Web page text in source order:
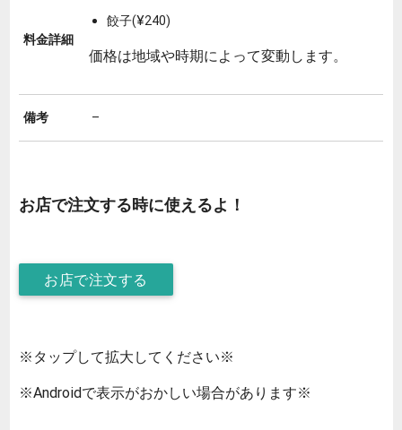
料金詳細
餃子(¥240)
価格は地域や時期によって変動します。
備考 –
お店で注文する時に使えるよ！
お店で注文する
※タップして拡大してください※
※Androidで表示がおかしい場合があります※